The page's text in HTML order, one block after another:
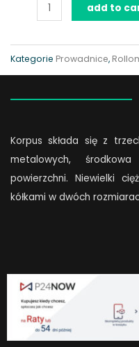
Rollomatic
–
add to
Kategorie Prowadnice,
Korpus składa się z
metalowych,
powierzchni. Niewielki
kółkami w dwóch